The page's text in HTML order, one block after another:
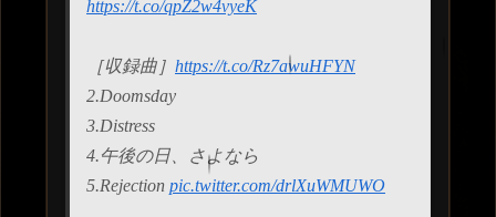
https://t.co/qpZ2w4vyeK
［収録曲］ https://t.co/Rz7awuHFYN
2.Doomsday
3.Distress
4.午後の日、さよなら
5.Rejection pic.twitter.com/drlXuWMUWO